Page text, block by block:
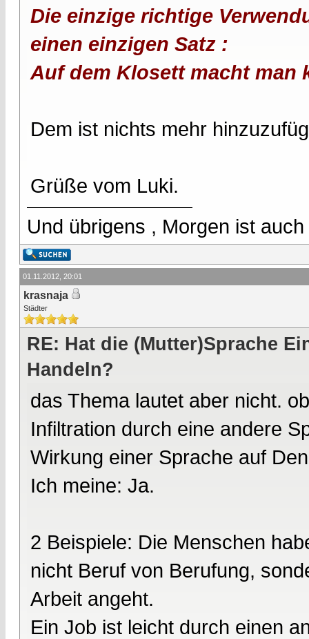
Die einzige richtige
einen einzigen Satz :
Auf dem Klosett macht man
Dem ist nichts mehr
Grüße vom Luki.
Und übrigens , Morgen ist
01.11.2012, 20:01
krasnaja
Städter
RE: Hat die (Mutter)Sprache
Handeln?
das Thema lautet aber nicht.
Infiltration durch eine andere
Wirkung einer Sprache auf
Ich meine: Ja.
2 Beispiele: Die Menschen
nicht Beruf von Berufung,
Arbeit angeht.
Ein Job ist leicht durch einen